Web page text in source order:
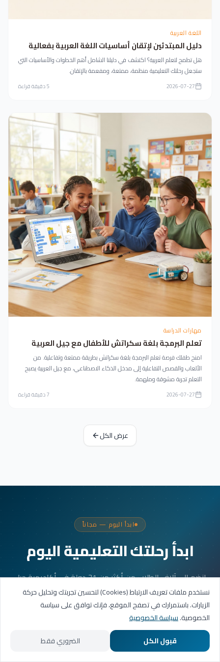
اللغة العربية
دليل المبتدئين لإتقان أساسيات اللغة العربية بفعالية
هل تطمح لتعلم العربية؟ اكتشف في دليلنا الشامل أهم الخطوات والأساسيات التي
ستجعل رحلتك التعليمية منظمة، ممتعة، ومفعمة بالإتقان.
2026-07-27
5دقيقة قراءة
مهارات الدراسة
تعلم البرمجة بلغة سكراتش للأطفال مع جيل العربية
امنح طفلك فرصة تعلم البرمجة بلغة سكراتش بطريقة ممتعة وتفاعلية. من
الألعاب والقصص التفاعلية إلى مدخل الذكاء الاصطناعي، مع جيل العربية يصبح
التعلم تجربة مشوقة وملهمة.
2026-07-27
7دقيقة قراءة
عرض الكل
ابدأ اليوم — مجاناً
ابدأ رحلتك التعليمية اليوم
انضم إلى آلاف الطلاب من أكثر من 31 دولة في أكاديمية جيل
العربية. جلستك الأولى مجانية.
احجز حصتك التجريبية
تواصل عبر واتساب
الرئيسية المسارات التعليمية
نستخدم ملفات تعريف الارتباط (Cookies) لتحسين تجربتك وتحليل حركة
الزيارات. باستمرارك في تصفح الموقع، فإنك توافق على سياسة
الخصوصية.سياسة الخصوصية
قبول الكل
الضروري فقط